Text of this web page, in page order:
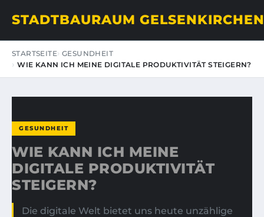
STADTBAURAUM GELSENKIRCHEN
STARTSEITE GESUNDHEIT
WIE KANN ICH MEINE DIGITALE PRODUKTIVITÄT STEIGERN?
GESUNDHEIT
WIE KANN ICH MEINE
DIGITALE PRODUKTIVITÄT
STEIGERN?
Die digitale Welt bietet uns heute unzählige